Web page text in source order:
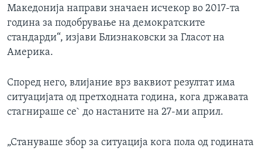
Македонија направи значаен исчекор во 2017-та
година за подобрување на демократските
стандарди“, изјави Близнаковски за Гласот на
Америка.
Според него, влијание врз ваквиот резултат има
ситуацијата од претходната година, кога државата
стагнираше се` до настаните на 27-ми април.
„Стануваше збор за ситуација кога пола од годината